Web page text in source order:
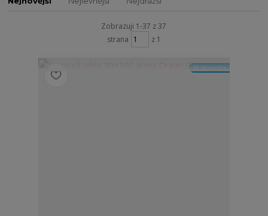
Zobrazuji 1-37 z 37
strana
z 1
🆕 Novinka